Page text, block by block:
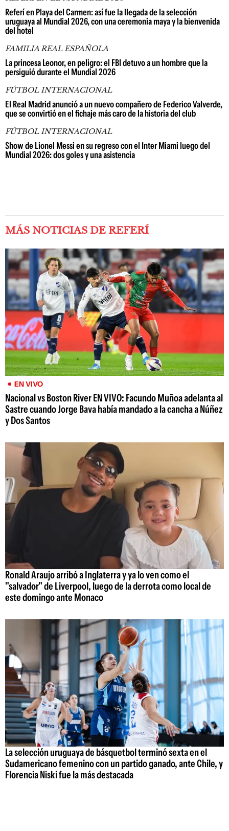
Referí en Playa del Carmen: así fue la llegada de la selección
uruguaya al Mundial 2026, con una ceremonia maya y la bienvenida
del hotel
FAMILIA REAL ESPAÑOLA
La princesa Leonor, en peligro: el FBI detuvo a un hombre que la
persiguió durante el Mundial 2026
FÚTBOL INTERNACIONAL
El Real Madrid anunció a un nuevo compañero de Federico Valverde,
que se convirtió en el fichaje más caro de la historia del club
FÚTBOL INTERNACIONAL
Show de Lionel Messi en su regreso con el Inter Miami luego del
Mundial 2026: dos goles y una asistencia
MÁS NOTICIAS DE REFERÍ
EN VIVO
Nacional vs Boston River EN VIVO: Facundo Muñoa adelanta al
Sastre cuando Jorge Bava había mandado a la cancha a Núñez
y Dos Santos
Ronald Araujo arribó a Inglaterra y ya lo ven como el
"salvador" de Liverpool, luego de la derrota como local de
este domingo ante Monaco
La selección uruguaya de básquetbol terminó sexta en el
Sudamericano femenino con un partido ganado, ante Chile, y
Florencia Niski fue la más destacada